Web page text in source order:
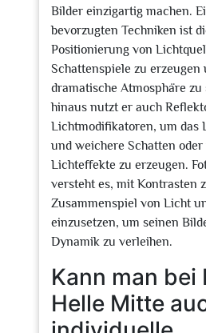
Bilder einzigartig machen.
bevorzugten Techniken ist
Positionierung von
Schattenspiele zu erzeugen
dramatische Atmosphäre
hinaus nutzt er auch
Lichtmodifikatoren, um das
und weichere Schatten
Lichteffekte zu erzeugen.
versteht es, mit Kontrasten
Zusammenspiel von Licht
einzusetzen, um seinen
Dynamik zu verleihen.
Kann man bei
Helle Mitte